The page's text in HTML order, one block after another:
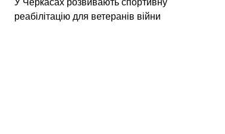
У Черкасах розвивають спортивну
реабілітацію для ветеранів війни